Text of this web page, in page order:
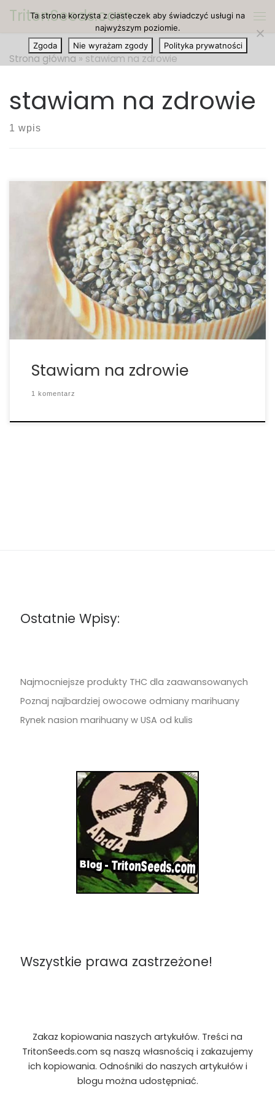
Przejdź do treści
TritonSeeds.com
Strona główna » stawiam na zdrowie
stawiam na zdrowie
1 wpis
Konopie są obecnie dostępne w wielu jadalnych
formach, wszystkie pochodzą z łuskanych nasion
konopi i pod taką właśnie postacią można je
najłatwiej znaleźć. Można je oczywiście je
konsumować w tej formie (i taką właśnie formę my
preferujemy), ale także często […]
Stawiam na zdrowie
1 komentarz
Ostatnie Wpisy:
Najmocniejsze produkty THC dla zaawansowanych
Poznaj najbardziej owocowe odmiany marihuany
Rynek nasion marihuany w USA od kulis
Wszystkie prawa zastrzeżone!
Zakaz kopiowania naszych artykułów. Treści na
TritonSeeds.com są naszą własnością i zakazujemy
ich kopiowania. Odnośniki do naszych artykułów i
blogu można udostępniać.
Ta strona korzysta z ciasteczek aby świadczyć usługi na
najwyższym poziomie.
Zgoda
Nie wyrażam zgody Polityka prywatności